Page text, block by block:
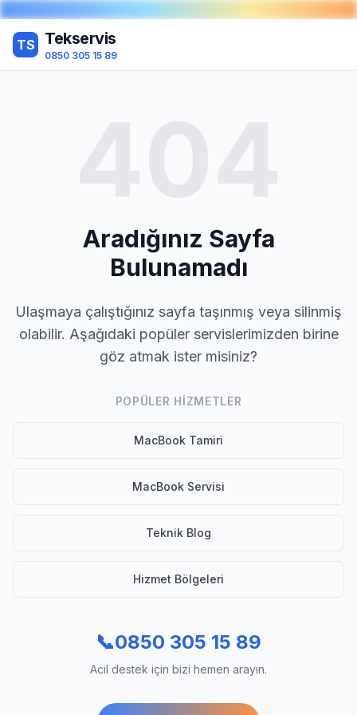
TS Tekservis
0850 305 15 89
Aradığınız Sayfa
Bulunamadı
Ulaşmaya çalıştığınız sayfa taşınmış veya silinmiş
olabilir. Aşağıdaki popüler servislerimizden birine
göz atmak ister misiniz?
POPÜLER HIZMETLER
MacBook Tamiri
MacBook Servisi
Teknik Blog
Hizmet Bölgeleri
📞0850 305 15 89
Acil destek için bizi hemen arayın.